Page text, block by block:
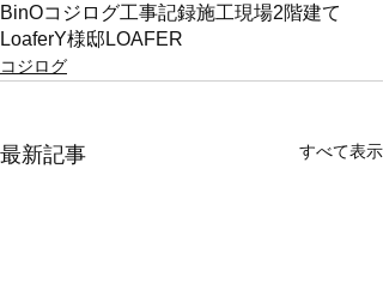
BinOコジログ工事記録施工現場2階建て
LoaferY様邸LOAFER
コジログ
最新記事 すべて表示